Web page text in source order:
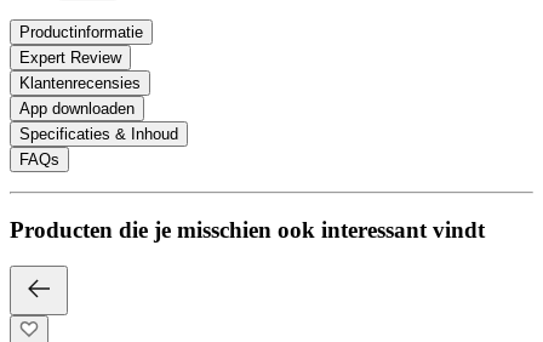
Productinformatie
Expert Review
Klantenrecensies
App downloaden
Specificaties & Inhoud
FAQs
Producten die je misschien ook interessant vindt